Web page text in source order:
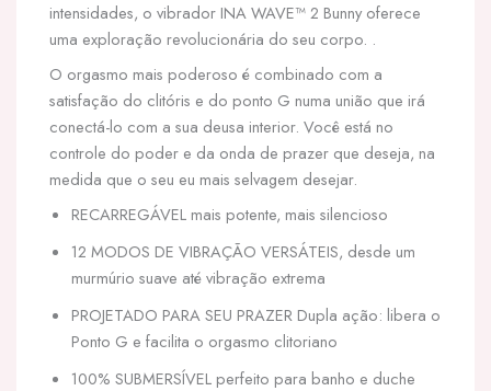
intensidades, o vibrador INA WAVE™ 2 Bunny oferece
uma exploração revolucionária do seu corpo. .
O orgasmo mais poderoso é combinado com a
satisfação do clitóris e do ponto G numa união que irá
conectá-lo com a sua deusa interior. Você está no
controle do poder e da onda de prazer que deseja, na
medida que o seu eu mais selvagem desejar.
RECARREGÁVEL mais potente, mais silencioso
12 MODOS DE VIBRAÇÃO VERSÁTEIS, desde um
murmúrio suave até vibração extrema
PROJETADO PARA SEU PRAZER Dupla ação: libera o
Ponto G e facilita o orgasmo clitoriano
100% SUBMERSÍVEL perfeito para banho e duche